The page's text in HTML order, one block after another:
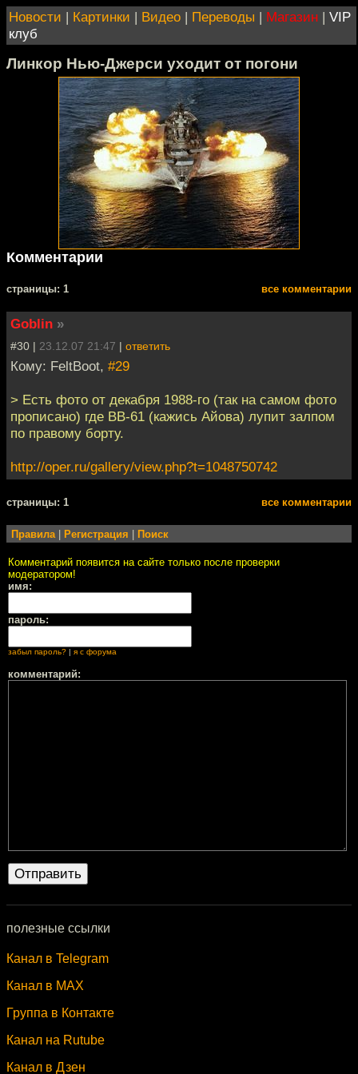
Новости | Картинки | Видео | Переводы | Магазин | VIP
клуб
Линкор Нью-Джерси уходит от погони
Комментарии
cтраницы: 1 все комментарии
Goblin »
#30 | 23.12.07 21:47 | ответить
Кому: FeltBoot, #29
> Есть фото от декабря 1988-го (так на самом фото
прописано) где BB-61 (кажись Айова) лупит залпом
по правому борту.
http://oper.ru/gallery/view.php?t=1048750742
cтраницы: 1 все комментарии
Правила Регистрация Поиск
Комментарий появится на сайте только после проверки
модератором!
имя:
пароль:
забыл пароль? | я с форума
комментарий:
полезные ссылки
Канал в Telegram
Канал в MAX
Группа в Контакте
Канал на Rutube
Канал в Дзен